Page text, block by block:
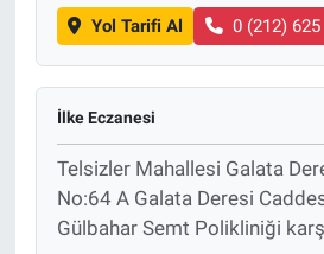
Yol Tarifi Al 0 (212)
İlke Eczanesi
Telsizler Mahallesi Galata
No:64 A Galata Deresi
Gülbahar Semt Polikliniği